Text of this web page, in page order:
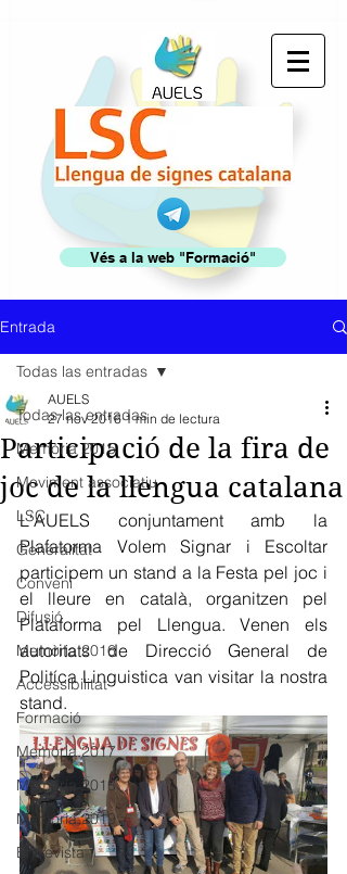
Vés a la web "Formació"
Entrada
Todas las entradas
Memòria 2015
Moviment associatiu
LSC
Generalitat
Conveni
Difusió
Memòria 2016
Accessibilitat
Formació
Memòria 2017
Memòria 2018
Memòria 2019
Entrevista
Todas las entradas
Participació de la fira de
joc de la llengua catalana
AUELS
27 nov 2016 1 min de lectura
L'AUELS conjuntament amb la
Plafatorma Volem Signar i Escoltar
participem un stand a la Festa pel joc i
el lleure en català, organitzen pel
Plataforma pel Llengua. Venen els
autoritats de Direcció General de
Politíca Linguistica van visitar la nostra
stand.